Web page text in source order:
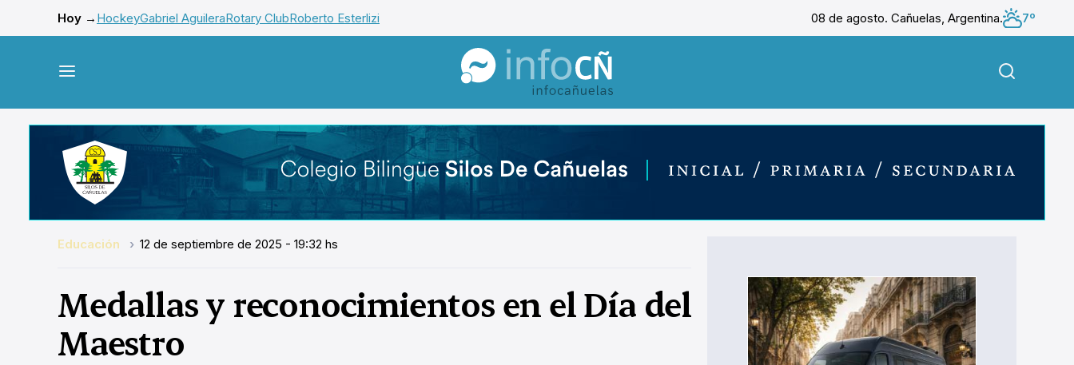
Hoy → HockeyGabriel AguileraRotary ClubRoberto Esterlizi 08 de agosto. Cañuelas, Argentina.
7º
InfoCañuelas
Educación 12 de septiembre de 2025 - 19:32 hs
Medallas y reconocimientos en el Día del
Maestro